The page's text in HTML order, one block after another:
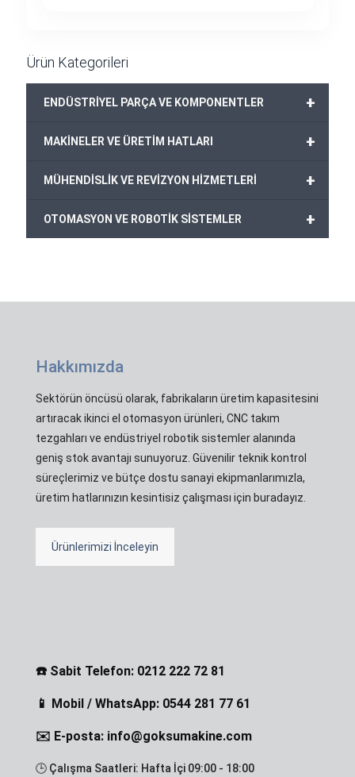
Ürün Kategorileri
+
ENDÜSTRİYEL PARÇA VE KOMPONENTLER
+
MAKİNELER VE ÜRETİM HATLARI
+
MÜHENDİSLİK VE REVİZYON HİZMETLERİ
+
OTOMASYON VE ROBOTİK SİSTEMLER
Hakkımızda
Sektörün öncüsü olarak, fabrikaların üretim kapasitesini
artıracak ikinci el otomasyon ürünleri, CNC takım
tezgahları ve endüstriyel robotik sistemler alanında
geniş stok avantajı sunuyoruz. Güvenilir teknik kontrol
süreçlerimiz ve bütçe dostu sanayi ekipmanlarımızla,
üretim hatlarınızın kesintisiz çalışması için buradayız.
Ürünlerimizi İnceleyin
☎️ Sabit Telefon: 0212 222 72 81
📱 Mobil / WhatsApp: 0544 281 77 61
✉️ E-posta: info@goksumakine.com
🕒 Çalışma Saatleri: Hafta İçi 09:00 - 18:00